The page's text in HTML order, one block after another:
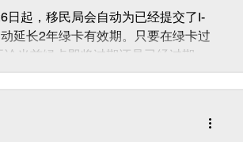
日起，移民局会自动为已经提交了I-
延长2年绿卡有效期。只要在绿卡过
当前绿卡即将过期还是已经过期，
月。...